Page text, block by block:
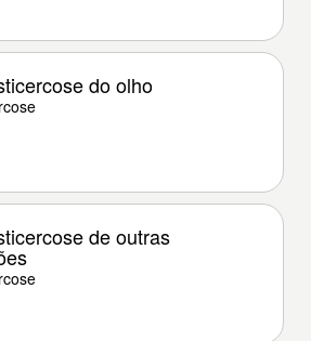
do olho
de outras